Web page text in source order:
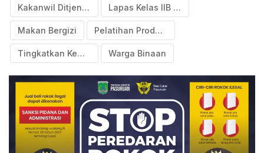
Kakanwil Ditjenpas Jatim Lapas Kelas IIB Tulungagung
Makan Bergizi Pelatihan Produksi
Tingkatkan Kemandirian Warga Binaan